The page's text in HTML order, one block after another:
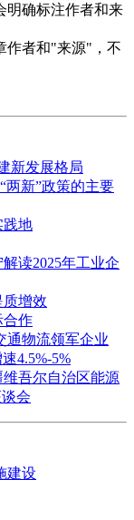
明确标注作者和来
作者和"来源"，不
新发展格局
两新”政策的主要
践地
读2025年工业企
质增效
合作
通物流领军企业
4.5%-5%
吾尔自治区能源
会
建设